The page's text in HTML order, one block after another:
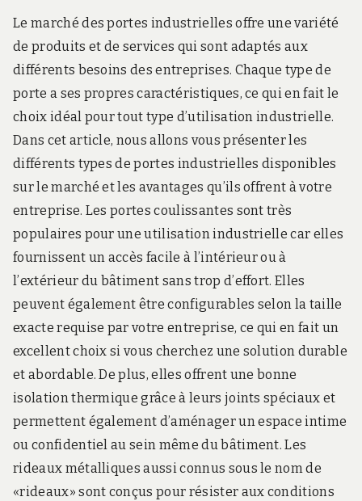
Le marché des portes industrielles offre une variété
de produits et de services qui sont adaptés aux
différents besoins des entreprises. Chaque type de
porte a ses propres caractéristiques, ce qui en fait le
choix idéal pour tout type d’utilisation industrielle.
Dans cet article, nous allons vous présenter les
différents types de portes industrielles disponibles
sur le marché et les avantages qu’ils offrent à votre
entreprise. Les portes coulissantes sont très
populaires pour une utilisation industrielle car elles
fournissent un accès facile à l’intérieur ou à
l’extérieur du bâtiment sans trop d’effort. Elles
peuvent également être configurables selon la taille
exacte requise par votre entreprise, ce qui en fait un
excellent choix si vous cherchez une solution durable
et abordable. De plus, elles offrent une bonne
isolation thermique grâce à leurs joints spéciaux et
permettent également d’aménager un espace intime
ou confidentiel au sein même du bâtiment. Les
rideaux métalliques aussi connus sous le nom de
«rideaux» sont conçus pour résister aux conditions